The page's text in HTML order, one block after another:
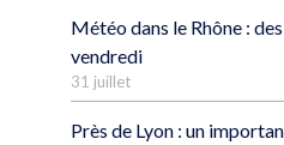
Météo dans le Rhône :
vendredi
31 juillet
Près de Lyon : un